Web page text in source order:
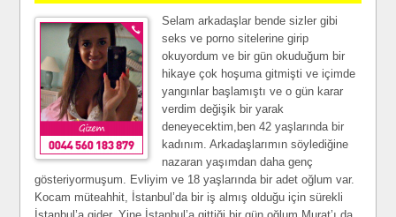
Selam arkadaşlar bende sizler gibi seks ve porno sitelerine girip okuyordum ve bir gün okuduğum bir hikaye çok hoşuma gitmişti ve içimde yangınlar başlamıştı ve o gün karar verdim değişik bir yarak deneyecektim,ben 42 yaşlarında bir kadınım. Arkadaşlarımın söylediğine nazaran yaşımdan daha genç gösteriyormuşum. Evliyim ve 18 yaşlarında bir adet oğlum var. Kocam müteahhit, İstanbul’da bir iş almış olduğu için sürekli İstanbul’a gider. Yine İstanbul’a gittiği bir gün oğlum Murat’ı da yanında götürmüştü. Ben de dışarıda yağmur yağdığı için hanede oturmuş tv seyrediyordum, ki kapı çaldı. Komşu kadınlardan biri oturmaya gelmiştir diye, gündelik kıyafetlerle, kısaca tayt ve tişörtle kapıyı açtım. Oğlumun arkadaşı Esat gelmişti. Murat’ı sordu. Ben de babasıyla İstanbul’a gittiğini söyledim. Esat, “Tüh yaa, buraya kadar boşuna geldim, keşke telefon etseydim önceden…” dedi. Dışarıda yağmur yağdığı için içeri çağırdım. Yağmurdan dolayı feci ıslanmıştı. “Esatçığım bu şekilde ıslak ıslak hasta olursun, sana oğlumun giysilerinden vereyim, üzerini değiştir, ıslak elbiselerini de çıkar ver bana, ben onları ütüyle kuruturum!” dedim, içeri aldım çocuğu. Havluyla birlikte, oğlumun bir eşofman altını, bir tişörtünü ve bir de boxerını verdim. Bunları banyoda giyebileceğini, ben de bu arada bir neskafe yapacağımı söyledim. Esat teşekkür ederek verdiklerimi alıp banyoya girdi, kapıyı kapattı. Ben de mutfağa gittim. Neskafesini yaptım, salona götürdüm sehpaya bıraktım, yeniden mutfağa giderken banyonun önünden geçiyordum ki, içerden kısık sesli inlemeler duydum. Merak ettim, ne oluyor diye. Eğilip anahtar deliğinden baktım ki, gördüklerime inanamadım. Esat pis sepetinden benim külodumu almış kokluyor, öteki eliyle de kalkmış yarağını sıvazlıyor, arada da, “Ohhh Songül abla!” diye inliyor. Şaşkınlıktan ağzım açık kalmıştı. Çırılçıplaktı, üstelik yarağı da keser sapı gibiydi. Ne yapacağımı bilmiyordum… Sonunda kapıyı açıp, daldım içeriye, “Esat! Napıyorsun sen!” diye bağırdım. Şaşırdı önce… Elinde benim külodum, kalkmış, taş benzeri olmuş organıyla çırçıplak duruyordu karşımda… Gözlerini üzerimde dolaştırıyordu. Sonra zamane gençlerinin o umursamaz, rahat, piç tavrını takınarak sanki tabii bir seks hikayesinden bahseder gibi, “Kızma Songül abla, oldukça güzel bir kadınsın, her gün seni düşünerek 31 çekiyorum, rüyalarıma giriyorsun valla!” dedi. Ben şaşkın şaşkın keser sapı benzeri yarağına bakarken, bana sarılıp dudaklarımı öpmeye çalıştı, bir eli de götümde dolaşıyordu. Hemen dudaklarımı kaçırıp elini ittirdim ve “Sen neler söylüyorsun Esat? Sen benim oğlum yaşındasın!” dedim. “Biliyorum Songül abla, fakat inan her gün seni düşünüyorum, seni oldukça arzuluyorum!” diye konuştu ve bir elini belime dolayıp kendine çekerken, öteki elini de gene arkama atıp, götümü avuçlamaya başladı… Vantuz benzeri dudaklarıma yapışmıştı. Aslında hoşuma gitmişti söyledikleri, demek ki bu yaşımda hali hazırda birilerini azdırabiliyordum. Kuvvetli kollarının içinde o şekilde sıkıyordu ki beni… Kazık benzeri yarağı da önden amcığımın bulunduğu bölgeye baskı yapıyordu, bundan sonra benim de dayanacak halim kalmamış, içimde bir şeyler kıpırdamaya başlamıştı.Evimin banyosunda, oğlum yaşlarında sırım benzeri bir gencin kolları arasındaydım. Çırılçıplak, ahtapot benzeri her yerimi sarmış, dudaklarımı somuruyordu bu genç adam… Boynumu öpmeye başladığında ise kendimi ona bırakmıştım. Ben direnmeyi bırakınca Esat dilini ağzıma sokarak öpüşlerini derinleştirdi. Ağzımın içerisinde diliyle dilimi okşarken bir taraftan hareketlenip beni soymaya başladı. Üzerimdeki tişörtümü çıkartırken dudaklarımı sorunsuz bırakmış, ben olayın heyecanı, içimde yükselen cinsellik arzusuyla soluk soluğa kalmıştım, “Esatçığım, bundan hiç kimseye bahsetmeyeceksin, tamam mı?” diyebildim. “Deli misin Songül abla, bahseder miyim hiç!” dedi. O gün iyi mi olsa bir yere çıkmayacağım diye sütyen de takmamıştım, ki hanede olduğum vakitlerde hiçbir zaman sütyen takmam. Tişörtümü çıkarınca fora olan göğüslerimi öpüp yalamaya, emmeye başladı. Aynı vakitte götümü okşuyordu. Heyecandan ve zevkten bacaklarımın titrediğini hissettim, ayakta cokzor duruyordum. İnleyerek, “Esatçığım, içeriye geçelim hadi!” dedim. Salona geçerken dahi eli sorunsuz durmuyor, götümü avuçluyordu. Koltuğun yanına geldiğimze, altımdaki taytı gösterip, “Buna da ihtiyacımız yok, çıkaralım!” diyerek külotumla beraber dizlerime kadar sıyırdı. Karşıma geçmiş, amcığıma bakarak yarrağını okşuyordu. Amımın kıllı olmasından utanmıştım doğrusu, epeydir ağda yapmamıştım. Ama Esat’ın, “Ohhh, hem de kıllıymış, bayılırım!” demesi üstüne rahatladım. Taytımı ve külotumu ayaklarımdan çıkarıp kenara attım. Beni koltuğa yatırıp amcığımı yalamaya başladı. Kocam bundan 4 yıl önce, onu da kafası iyi iken yalamıştı amımı. Amımın yalanmasını ne kadar da özlemişim! Esat bir müddet amcığımı iştahlı iştahlı yaladı, ama tam orgazm olmama ramak kalmışken ayağa kalkıp önüme dikildi. Ne istediğini anlamıştım, derhal yarrağını ağzıma aldım, yalamaya emmeye başladım. Kocamın yarrağı kadar uzun, ama hayli kalınca bir yarağı vardı, kafası da mantar gibiydi. Bir süre sonrasında yarağını ağzımdan çekip koltuğa oturdu ve sırtım ona dönük biçimde üstüne oturmamı istedi. Dediği benzeri yarrağını amcığıma yerleştirdim ve oturdum. Amımın duvarlarını yara yara köküne kadar almıştım. Sonra yavaş yavaş oturup kalkmaya başladım, tadını çıkara çıkara… Esat ta bir müddet sonrasında hareketlendi ve o da alttan süratli bir biçimde yerleştirip çıkarmaya başladı. Ben bundan sonra zevkten soluk dahi alamıyordum. Birden beni üstünden indirip, koltuğun üstünde domalttı ve arkadan amcığıma geçirip süratli süratli sikmeye başladı. Ben o esnada ilk orgazmımı yaşıyordum, ve inleye inleye boşaldım. Akan am sularımdan dolayı, Esat amcığıma pompalarken ‘Cork, cork!’ sesler çıkıyordu. Daha sonrasında pozisyon değiştirdik, koltuğa sırtım ona dönük biçimde yattım, o da 66 pozisyonunda arkama yattı ve arkadan amcığıma soktu, gidip gelmeye başladı. Sonra birden, “Ohhh, Murattt, orospu çocuğu, kulağın çınlıyor mu lan, şu anda ananı sikiyorum lannn yavşakkkk!” diye konuştu ve yerleştirip çıkarmaya devam etti. Benim başımdan aşağı kaynar sular dökülmüştü. Ne yapıyordum ben? Oğlumun en yakın arkadaşıyla sikişiyordum. Yapmamam lazımdı bunu. “Esat, dur yapma, istemiyorum!” dedim. Ama o, “Duramam!” diyerek belimi tutup ileri ittirdi ve amcığıma o şekilde süratli yerleştirip çıkarmaya başladı ki, inanılmazdı. Sonra yavaşlayarak, “Durmamı ister misin?” dedi. O kadar zevkliydi ki, inledim sadece, “Ahhh… Hayır Esat, durma, devam et, sik beni! Harikasın…” dedim, o da sikmeye devam etti. Yine pozisyon değiştirip, beni koltuğa yatırdı, bacaklarımın arasına girdi ve o şekilde sikmeye başladı. Ben de bacaklarımı beline doladım. Esat gene hızlanmaya başlamış, ben ikinci orgazmımı yaşamak üzereydim. Amımdan çıkarak koltuğa yattı ve “Biraz da sen çalış bakalım orospu, çık üste!” dedi. Ben de üstüne çıkıp oturdum ve bir jokey benzeri üstünde zıplamaya başladım. Ben gene orgazm olup boşalırken, bundan sonra Esat da sonlara geliyordu. İnleyerek, “Songül ablammm.., orospummm.., geliyorum!” dedi. “İçime boşalma sakın!” dedim ve derhal üstünden kalkıp yere çömeldim, o da karşıma dikilip yarrağını ağzıma verdi. Yarrağını birazcık emip ağzımdan çıkardım, elime aldım, ileri art yaparak 31 çektirmeye başladım. Esat inleyerek boşaldı. Ağzım, yüzüm, gözüm, her yerim döl olmuştu. Boşalması bitince yine ağzıma aldım, kalan döllerini de emdim. Esat koltuğa yığılıp kaldı, ben de soluk soluğa kalmış şekilde, parmağımla dudağımın kenarındaki dölleri toplayıp ağzıma soktum… Bir taraftan da düşünüyordum, bu yaşlarındaki bir çocuk beni bu kadar güzel iyi mi sikmişti anlayamamıştım. Kirpiklerimden gözüme doğru döl süzülmeye başlayınca kalkıp banyoya gittim. Aynaya baktığımda yüzümün heryeri, saçım başım döl içindeydi. Hemen duşa girdim. Duş alırken Esat’ın arkadan sarılmasıyla irkildim. Yarrağını götümün yanakları içinde hissettiğimde yarrağı gene keser sapı gibiydi. Ee olacak okadar, genç adam dedim kendi kendime. Kocam bir defa siker, arkasını dönerek yatardı. Gülümseyerek ona döndüm ve yarrağını elime alıp dudaklarına yapıştım. Biraz öpüştükten sonra, istemesi üstüne arkamı ona dönerek ellerimi fayanslara dayadım, Esat da yarrağını amcığıma yerleştirip sert bir biçimde sikmeye başladı… Bir müddet sonrasında ben gene zevkten ayakta durmakta zorlanmaya başlamıştım. İnanamıyordum, bir defa daha orgazm oluyordum. Orgazm olunca önünden kaçtım, ona döndüm. İkimiz de soluk nefeseydik. Tekrar dudaklarına yapıştım. O daha boşalmamıştı, eğilip yarrağını ağzıma aldım. O da saçlarımdan tutmuş, gırtlağıma kadar yerleştirip çıkarıyordu. Onu ağzımla boşaltmayı düşünüyordum ki, beni ayağa kaldırıp duşun altından çıkardı, çamaşır sepetinden kirlileri yere serdi ve beni yere yatırdı, bacaklarımı omzuna alıp yarrağını amcığıma soktu ve süratli bir biçimde sikmeye başladı. Ben altında zevkten deliriyor, üst üste boşalıyordum… Uzun bir müddet beni o biçimde sikti ve ansızın inleyerek içimden çıkarak göğüslerimin üstüne oturdu, yarağını ağzıma soktu. Ben emmeye başladığımda da boşaldı. Bütün dölleri dolaysız boğazımdan mideme gitmişti. Hepsini yutmuştum. Esat üzerimden inip yanıma uzandı, nefeslenmeye başladık. Sonra kalkıp birlikte duş aldık ve çıkıp bir şeyler yedik içtik, dinlendik. Esat o gün gitmeden beni 2 sefer daha sikti. Genç erkeğim beni perişan etmişti, fakat benzer vakitte da bana hanım olduğumu hatırlatmıştı. Esat gidince kocam aradı, İstanbul’da iki gün daha kalacaklarını haber verdi. Ben de ortalığı birazcık toparlayıp yattım. Yorgunluktan ölüyordum. Sabah uyandığımda çırçıplak yatakta yatıyordum. Dün yaşadıklarım düş mıydı diye düşünürken, telefonum çaldı. Arayan Esat idi, açtığımda, “Canım napıyorsun?” diye konuştu ve beni dışarı çağrı etti, otomobille gelip alacağını söyledi. Ben de, “Gören filan olur!” dedim. “Merak etme kimsenin görmeyeceği bir yere gideceğiz, senin üstünde kurduğum fantazilerimi uygulayacağım!” dedi. Heyecanlanmışt